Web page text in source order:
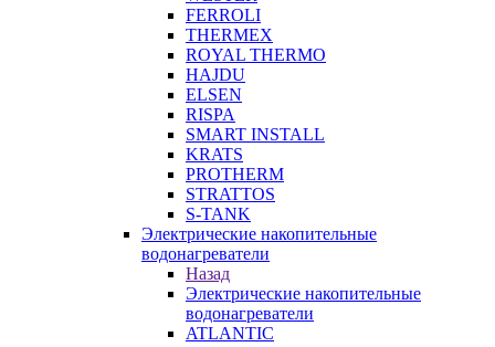
FERROLI
THERMEX
ROYAL THERMO
HAJDU
ELSEN
RISPA
SMART INSTALL
KRATS
PROTHERM
STRATTOS
S-TANK
Электрические накопительные
водонагреватели
Назад
Электрические накопительные
водонагреватели
ATLANTIC